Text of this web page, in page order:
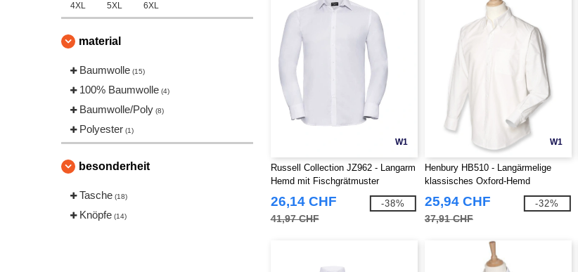
4XL
5XL 6XL
material
Baumwolle (15)
100% Baumwolle (4)
Baumwolle/Poly (8)
Polyester (1)
besonderheit
Tasche (18)
Knöpfe (14)
W1
Russell Collection JZ962 - Langarm
Hemd mit Fischgrätmuster
26,14 CHF
41,97 CHF
-38%
W1
Henbury HB510 - Langärmelige
klassisches Oxford-Hemd
25,94 CHF
37,91 CHF
-32%